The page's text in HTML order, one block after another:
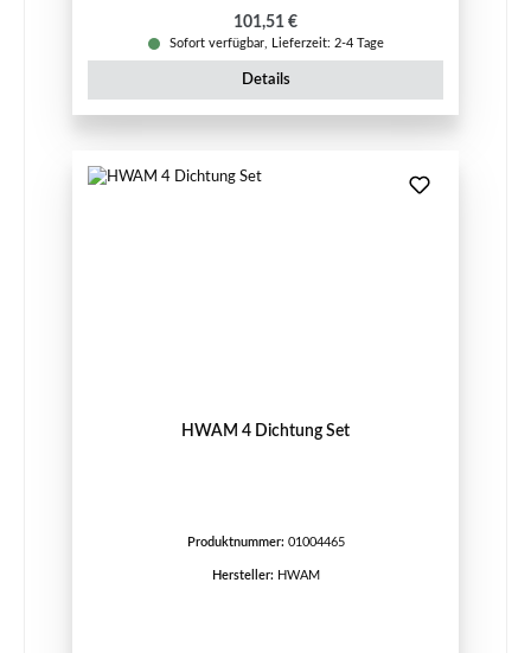
Regulärer Preis:
101,51 €
Sofort verfügbar, Lieferzeit: 2-4 Tage
Details
HWAM 4 Dichtung Set
Produktnummer: 01004465
Hersteller: HWAM